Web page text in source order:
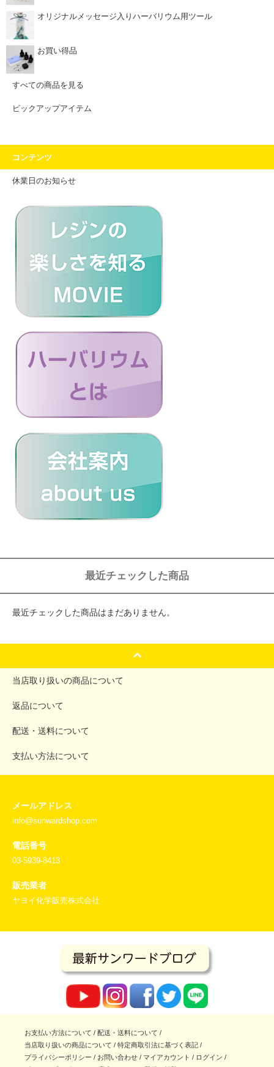
オリジナルメッセージ入りハーバリウム用ツール
お買い得品
すべての商品を見る
ピックアップアイテム
コンテンツ
休業日のお知らせ
最近チェックした商品
最近チェックした商品はまだありません。
当店取り扱いの商品について
返品について
配送・送料について
支払い方法について
メールアドレス
info@sunwardshop.com
電話番号
03-5939-8413
販売業者
ヤヨイ化学販売株式会社
お支払い方法について / 配送・送料について /
当店取り扱いの商品について / 特定商取引法に基づく表記 /
プライバシーポリシー / お問い合わせ / マイアカウント / ログイン /